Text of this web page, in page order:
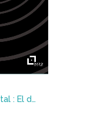
Estado y capital : El debate alemán sobre la derivación del Estado